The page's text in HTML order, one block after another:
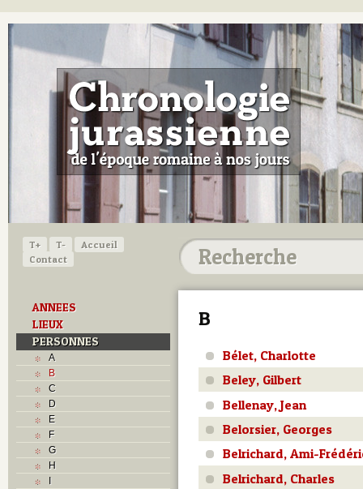
T+ T-
Accueil
Contact
ANNEES
LIEUX
PERSONNES
A
B
C
D
E
F
G
H
I
B
Bélet, Charlotte
Beley, Gilbert
Bellenay, Jean
Belorsier, Georges
Belrichard, Ami-
Belrichard, Charles